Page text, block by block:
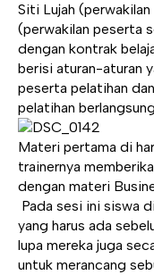
Siti Lujah
(perwakilan peserta
dengan kontrak
berisi aturan-aturan
peserta pelatihan
pelatihan
Materi pertama di
trainernya
dengan materi
Pada sesi ini siswa
yang harus ada
lupa mereka juga
untuk merancang